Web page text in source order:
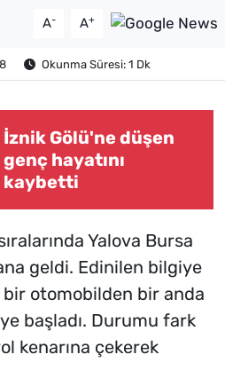
A- A+
Okunma Süresi: 1 Dk
İznik Gölü'ne düşen
genç hayatını
kaybetti
Yalova Bursa
geldi. Edinilen bilgiye
otomobilden bir anda
başladı. Durumu fark
kenarına çekerek